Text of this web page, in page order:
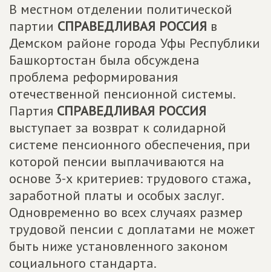
В местном отделении политической
партии СПРАВЕДЛИВАЯ РОССИЯ в
Демском районе города Уфы Республики
Башкортостан была обсуждена
проблема реформирования
отечественной пенсионной системы.
Партия СПРАВЕДЛИВАЯ РОССИЯ
выступает за возврат к солидарной
системе пенсионного обеспечения, при
которой пенсии выплачиваются на
основе 3-х критериев: трудового стажа,
заработной платы и особых заслуг.
Одновременно во всех случаях размер
трудовой пенсии с доплатами не может
быть ниже установленного законом
социального стандарта.